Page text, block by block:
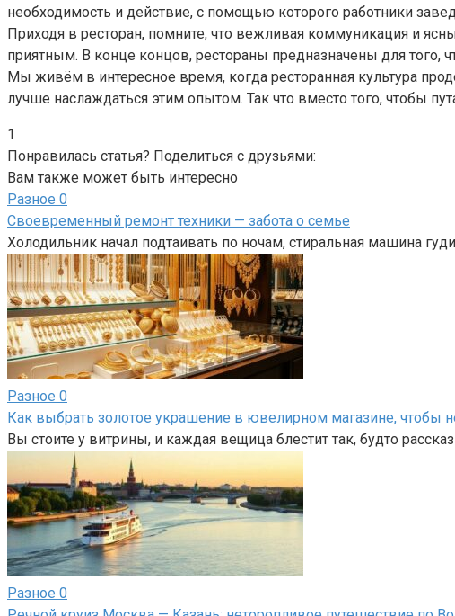
необходимость и действие, с помощью которого работники
Приходя в ресторан, помните, что вежливая коммуникация и
приятным. В конце концов, рестораны предназначены для того,
Мы живём в интересное время, когда ресторанная культура
лучше наслаждаться этим опытом. Так что вместо того, чтобы
1
Понравилась статья? Поделиться с друзьями:
Вам также может быть интересно
Разное 0
Своевременный ремонт техники — забота о семье
Холодильник начал подтаивать по ночам, стиральная машина
Разное 0
Как выбрать золотое украшение в ювелирном магазине, чтобы
Вы стоите у витрины, и каждая вещица блестит так, будто
Разное 0